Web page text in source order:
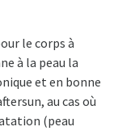
le corps à
à la peau la
et en bonne
au cas où
(peau